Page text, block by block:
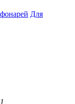
Для